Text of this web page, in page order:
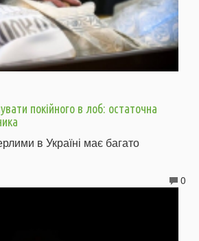
покійного в лоб: остаточна
в Україні має багато
0